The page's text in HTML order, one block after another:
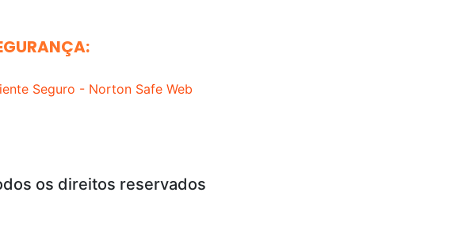
os direitos reservados